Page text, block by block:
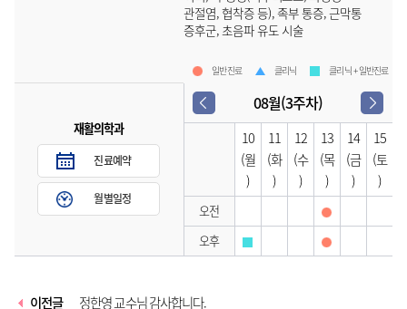
관절염, 협착증 등), 족부 통증, 근막통
증후군, 초음파 유도 시술
일반진료 클리닉 클리닉 + 일반진료
재활의학과
진료예약
월별일정
08월(3주차)
10
(월
)
11
(화
)
12
(수
)
13
(목
)
14
(금
)
15
(토
)
오전
오후
이전글 정한영 교수님 감사합니다.